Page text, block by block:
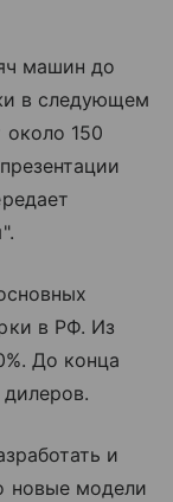
машин до
в следующем
около 150
в РФ. Из
До конца
и
новые модели